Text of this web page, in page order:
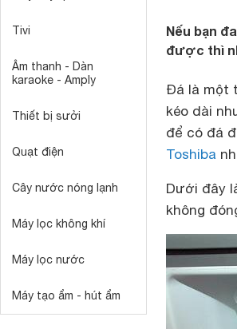
Tivi
Âm thanh - Dàn
karaoke - Amply
Thiết bị sưởi
Quạt điện
Cây nước nóng lạnh
Máy lọc không khí
Máy lọc nước
Máy tạo ẩm - hút ẩm
Nếu bạn
được thì
Đá là một
kéo dài
để có đá
Toshiba
Dưới đây
không